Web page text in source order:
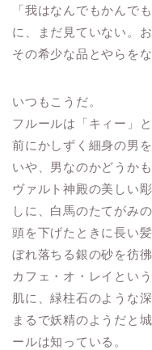
「我はなんでもかんで
に、まだ見ていない。
その希少な品とやらをな
いつもこうだ。
フルールは「キィー」
前にかしずく細身の男を
いや、男なのかどうかも
ヴァルト神殿の美しい
しに、白馬のたてがみ
頭を下げたときに長い
ぼれ落ちる銀の砂を彷彿
カフェ・オ・レイとい
肌に、緑柱石のような深
まるで妖精のようだと
ールは知っている。